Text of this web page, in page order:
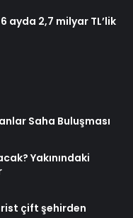
ayda 2,7 milyar TL’lik
Saha Buluşması
Yakınındaki
çift şehirden